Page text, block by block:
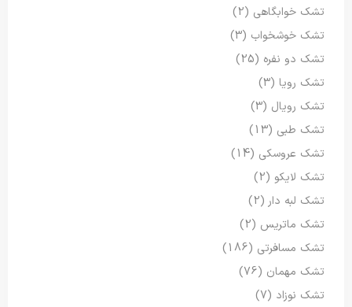
تشک خوابگاهی (2)
تشک خوشخواب (3)
تشک دو نفره (25)
تشک رویا (3)
تشک رویال (3)
تشک طبی (13)
تشک عروسکی (14)
تشک لایکو (2)
تشک لبه دار(2)
تشک ماتریس (2)
تشک مسافرتی (186)
تشک مهمان (76)
تشک نوزاد (7)